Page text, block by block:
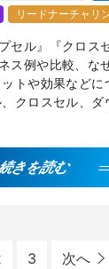
リードナーチャリ
セル』『クロス
ス例や比較、な
トや効果などに
クロスセル、ダ
きを読む
3 次へ